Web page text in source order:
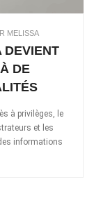
MELISSA
DEVIENT
DE
à privilèges, le
et les
informations